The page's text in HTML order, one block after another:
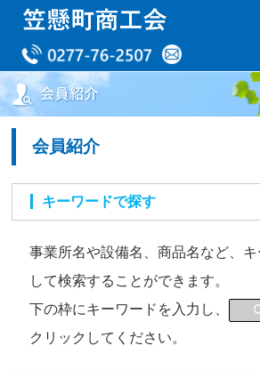
会員紹介
キーワードで探す
事業所名や設備名、商品名など、
して検索することができます。
下の枠にキーワードを入力し、
クリックしてください。